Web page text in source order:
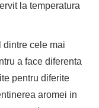
la temperatura
dintre cele mai
a face diferenta
pentru diferite
aromei in